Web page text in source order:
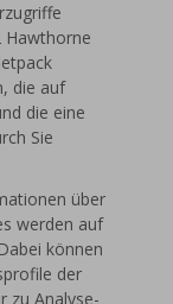
Hawthorne
die auf
die eine
Sie
über
werden auf
können
der
zu Analyse-